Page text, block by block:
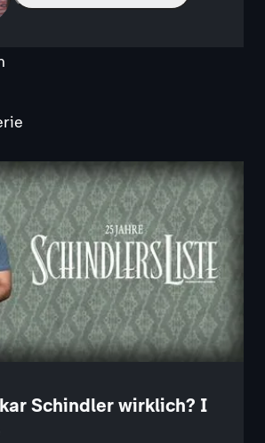
Schindler wirklich? I